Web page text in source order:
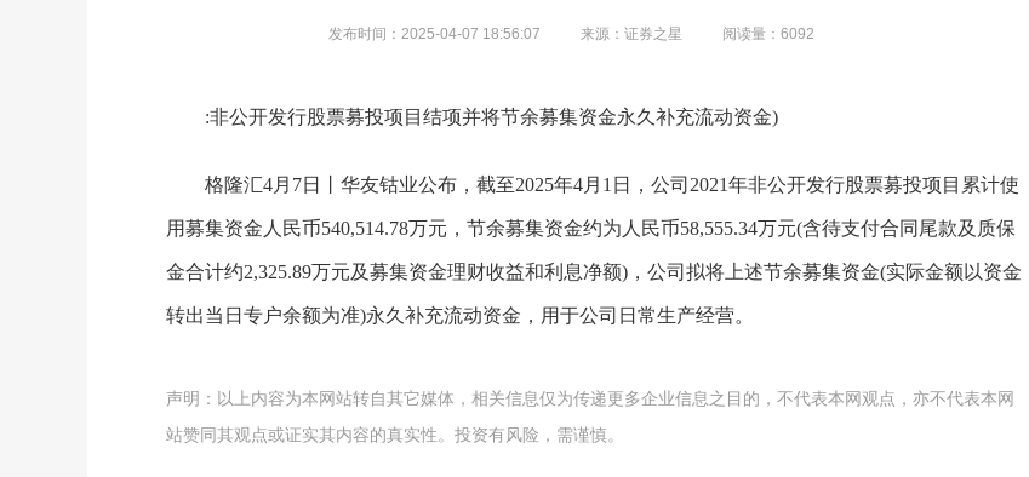
发布时间：2025-04-07 18:56:07 来源：证券之星 阅读量：6092
:非公开发行股票募投项目结项并将节余募集资金永久补充流动资金)
格隆汇4月7日丨华友钴业公布，截至2025年4月1日，公司2021年非公开发行股票募投项目累计使
用募集资金人民币540,514.78万元，节余募集资金约为人民币58,555.34万元(含待支付合同尾款及质保
金合计约2,325.89万元及募集资金理财收益和利息净额)，公司拟将上述节余募集资金(实际金额以资金
转出当日专户余额为准)永久补充流动资金，用于公司日常生产经营。
声明：以上内容为本网站转自其它媒体，相关信息仅为传递更多企业信息之目的，不代表本网观点，亦不代表本网
站赞同其观点或证实其内容的真实性。投资有风险，需谨慎。